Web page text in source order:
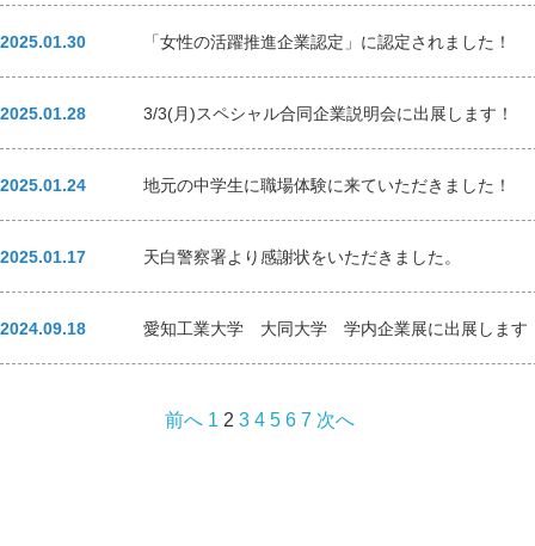
2025.01.30 「女性の活躍推進企業認定」に認定されました！
2025.01.28 3/3(月)スペシャル合同企業説明会に出展します！
2025.01.24 地元の中学生に職場体験に来ていただきました！
2025.01.17 天白警察署より感謝状をいただきました。
2024.09.18 愛知工業大学 大同大学 学内企業展に出展します
前へ 1 2 3 4 5 6 7 次へ